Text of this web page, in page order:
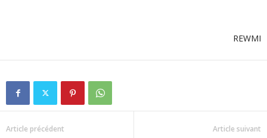
REWMI
Article précédent Article suivant